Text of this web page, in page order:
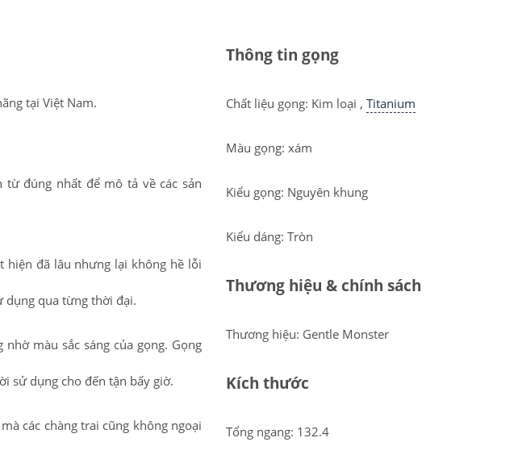
tại Việt Nam.
đúng nhất để mô tả về các sản
đã lâu nhưng lại không hề lỗi
dụng qua từng thời đại.
màu sắc sáng của gọng. Gọng
sử dụng cho đến tận bấy giờ.
các chàng trai cũng không ngoại
Thông tin gọng
Chất liệu gọng: Kim loại , Titanium
Màu gọng: xám
Kiểu gọng: Nguyên khung
Kiểu dáng: Tròn
Thương hiệu & chính sách
Thương hiệu: Gentle Monster
Kích thước
Tổng ngang: 132.4